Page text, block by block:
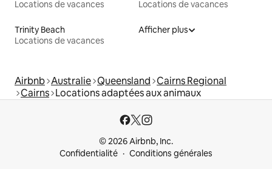
Locations de vacances
Locations de vacances
Trinity Beach
Locations de vacances
Afficher plus
Airbnb Australie Queensland Cairns Regional
Cairns Locations adaptées aux animaux
© 2026 Airbnb, Inc.
Confidentialité
Conditions générales